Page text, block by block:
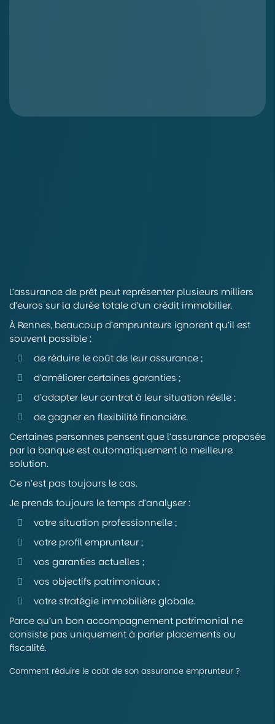
L’assurance de prêt peut représenter plusieurs milliers
d’euros sur la durée totale d’un crédit immobilier.
À Rennes, beaucoup d’emprunteurs ignorent qu’il est
souvent possible :
de réduire le coût de leur assurance ;
d’améliorer certaines garanties ;
d’adapter leur contrat à leur situation réelle ;
de gagner en flexibilité financière.
Certaines personnes pensent que l’assurance proposée
par la banque est automatiquement la meilleure
solution.
Ce n’est pas toujours le cas.
Je prends toujours le temps d’analyser :
votre situation professionnelle ;
votre profil emprunteur ;
vos garanties actuelles ;
vos objectifs patrimoniaux ;
votre stratégie immobilière globale.
Parce qu’un bon accompagnement patrimonial ne
consiste pas uniquement à parler placements ou
fiscalité.
Comment réduire le coût de son assurance emprunteur ?